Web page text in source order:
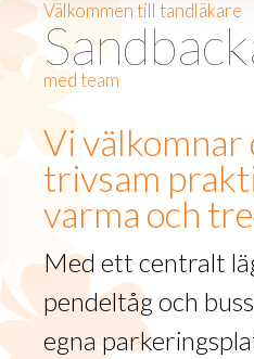
Välkommen till tandläkare
med team
Vi välkomnar
trivsam
varma och
Med ett centralt
pendeltåg och
egna